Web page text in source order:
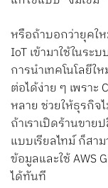
หรือถ้าบอกว่ายุคใ
IoT เข้ามาใช้ในระ
การนำเทคโนโลยีใ
ต่อได้ง่าย ๆ เพราะ
หลาย ช่วยให้ธุรกิจ
ถ้าเราเปิดร้านขา
แบบเรียลไทม์ ก็สา
ข้อมูลและใช้ AWS
ได้ทันที